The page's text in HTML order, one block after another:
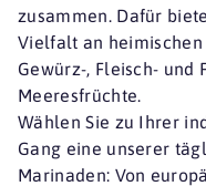
zusammen. Dafür
Vielfalt an heimischen
Gewürz-, Fleisch- und
Meeresfrüchte.
Wählen Sie zu Ihrer
Gang eine unserer
Marinaden: Von